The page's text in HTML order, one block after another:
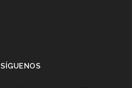
SÍGUENOS